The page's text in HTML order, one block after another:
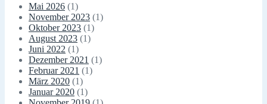
Mai 2026 (1)
November 2023 (1)
Oktober 2023 (1)
August 2023 (1)
Juni 2022 (1)
Dezember 2021 (1)
Februar 2021 (1)
März 2020 (1)
Januar 2020 (1)